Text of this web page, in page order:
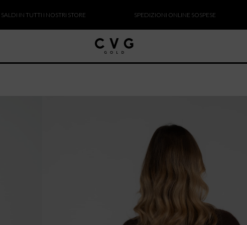
TUTTI I NOSTRI STORE SPEDIZIONI ONLINE SOSPESE